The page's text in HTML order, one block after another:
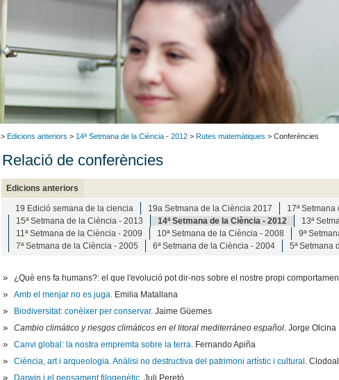
> Edicions anteriors > 14ª Setmana de la Ciència - 2012 > Rutes matemàtiques > Conferències
Relació de conferències
Edicions anteriors
19 Edició semana de la ciencia 19a Setmana de la Ciència 2017 17ª
15ª Setmana de la Ciència - 2013
14ª Setmana de la Ciència - 2012 13ª
11ª Setmana de la Ciència - 2009
10ª Setmana de la Ciència - 2008 9ª
7ª Setmana de la Ciència - 2005
6ª Setmana de la Ciència - 2004 5ª Setmana
¿Què ens fa humans?: el que l'evolució pot dir-nos sobre el nostre propi
Amb el menjar no es juga. Emilia Matallana
Biodiversitat: conèixer per conservar. Jaime Güemes
Cambio climático y riesgos climáticos en el litoral mediterráneo español. Jorge Olcina
Canvi global: la nostra empremta sobre la terra . Fernando Apiña
Ciència, art i arqueologia. Anàlisi no destructiva del patrimoni artístic i cultural .
Darwin i el pensament filogenètic. Juli Peretó